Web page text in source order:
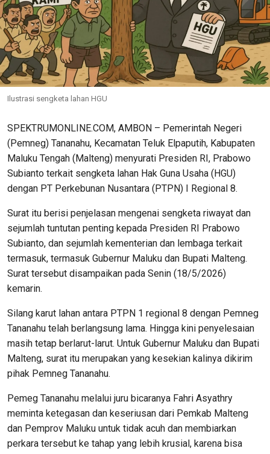
Ilustrasi sengketa lahan HGU
SPEKTRUMONLINE.COM, AMBON – Pemerintah Negeri
(Pemneg) Tananahu, Kecamatan Teluk Elpaputih, Kabupaten
Maluku Tengah (Malteng) menyurati Presiden RI, Prabowo
Subianto terkait sengketa lahan Hak Guna Usaha (HGU)
dengan PT Perkebunan Nusantara (PTPN) I Regional 8.
Surat itu berisi penjelasan mengenai sengketa riwayat dan
sejumlah tuntutan penting kepada Presiden RI Prabowo
Subianto, dan sejumlah kementerian dan lembaga terkait
termasuk, termasuk Gubernur Maluku dan Bupati Malteng.
Surat tersebut disampaikan pada Senin (18/5/2026)
kemarin.
Silang karut lahan antara PTPN 1 regional 8 dengan Pemneg
Tananahu telah berlangsung lama. Hingga kini penyelesaian
masih tetap berlarut-larut. Untuk Gubernur Maluku dan Bupati
Malteng, surat itu merupakan yang kesekian kalinya dikirim
pihak Pemneg Tananahu.
Pemeg Tananahu melalui juru bicaranya Fahri Asyathry
meminta ketegasan dan keseriusan dari Pemkab Malteng
dan Pemprov Maluku untuk tidak acuh dan membiarkan
perkara tersebut ke tahap yang lebih krusial, karena bisa